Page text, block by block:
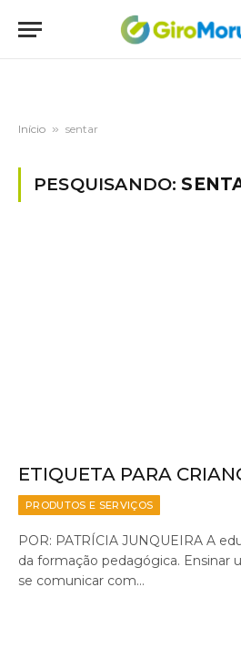
Início » sentar
PESQUISANDO:
ETIQUETA PARA
PRODUTOS E SERVIÇOS
POR: PATRÍCIA JUNQUEIRA A
da formação pedagógica. Ensinar
se comunicar com…